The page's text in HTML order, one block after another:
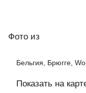
Фото из
Бельгия, Брюгге,
Показать на